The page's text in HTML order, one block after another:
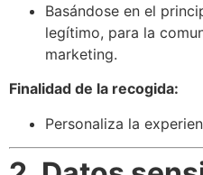
Basándose en el
legítimo, para la
marketing.
Finalidad de la recogida:
Personaliza la